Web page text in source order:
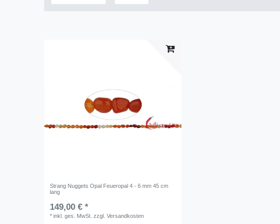
Strang Nuggets Opal Feueropal 4 - 6 mm 45 cm
lang
149,00 € *
*inkl. ges. MwSt. zzgl.Versandkosten